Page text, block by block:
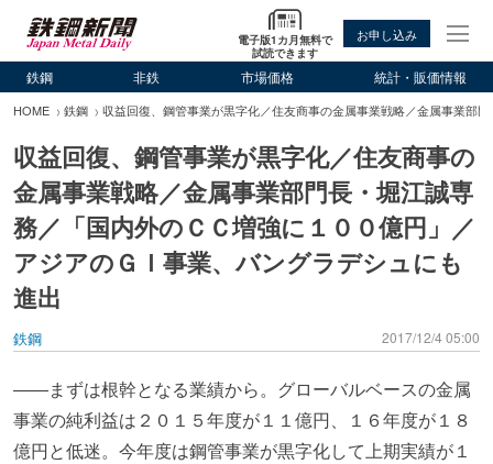
電子版1カ月無料で
試読できます
お申し込み
鉄鋼 非鉄 市場価格 統計・販価情報
HOME 鉄鋼 収益回復、鋼管事業が黒字化／住友商事の金属事業戦略／金属事業部
収益回復、鋼管事業が黒字化／住友商事の
金属事業戦略／金属事業部門長・堀江誠専
務／「国内外のＣＣ増強に１００億円」／
アジアのＧＩ事業、バングラデシュにも
進出
鉄鋼 2017/12/4 05:00
――まずは根幹となる業績から。グローバルベースの金属
事業の純利益は２０１５年度が１１億円、１６年度が１８
億円と低迷。今年度は鋼管事業が黒字化して上期実績が１